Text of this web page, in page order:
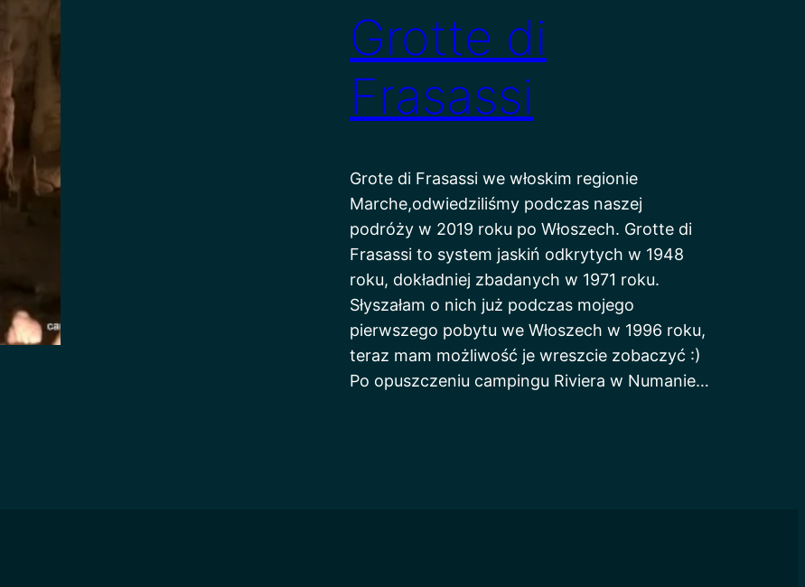
Grotte di
Frasassi
Grote di Frasassi we włoskim regionie
Marche,odwiedziliśmy podczas naszej
podróży w 2019 roku po Włoszech. Grotte di
Frasassi to system jaskiń odkrytych w 1948
roku, dokładniej zbadanych w 1971 roku.
Słyszałam o nich już podczas mojego
pierwszego pobytu we Włoszech w 1996 roku,
teraz mam możliwość je wreszcie zobaczyć :)
Po opuszczeniu campingu Riviera w Numanie…